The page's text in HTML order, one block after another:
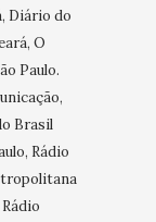
Diário do
O
Paulo.
Brasil
Rádio